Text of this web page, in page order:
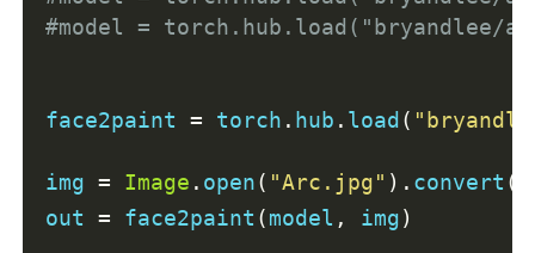
#model = torch.hub.load("bryandlee/
face2paint = torch . hub . load (
img = Image . open( "Arc.jpg" ). convert (
out = face2paint (model , img)